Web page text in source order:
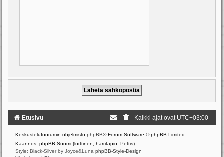
Etusivu Kaikki ajat ovat UTC+03:00
Keskustelufoorumin ohjelmisto phpBB® Forum Software © phpBB Limited
Käännös: phpBB Suomi (lurttinen, harritapio, Pettis)
Style: Black-Silver by Joyce&Luna phpBB-Style-Design